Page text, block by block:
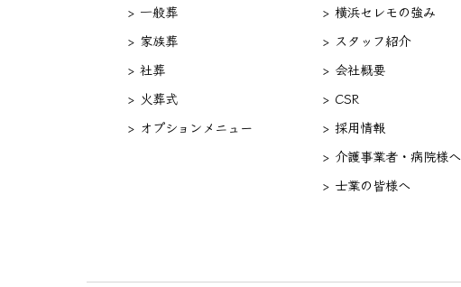
> 一般葬
> 家族葬
> 社葬
> 火葬式
> オプションメニュー
> 横浜セレモの強み
> スタッフ紹介
> 会社概要
> CSR
> 採用情報
> 介護事業者・病院様へ
> 士業の皆様へ